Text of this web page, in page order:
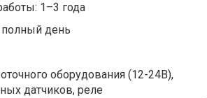
1–3 года
полный день
оборудования (12-24В),
датчиков, реле